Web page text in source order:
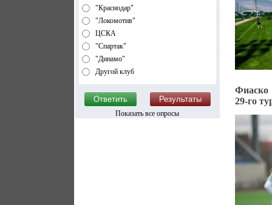
"Краснодар"
"Локомотив"
ЦСКА
"Спартак"
"Динамо"
Другой клуб
Показать все опросы
Фиаско
29-го